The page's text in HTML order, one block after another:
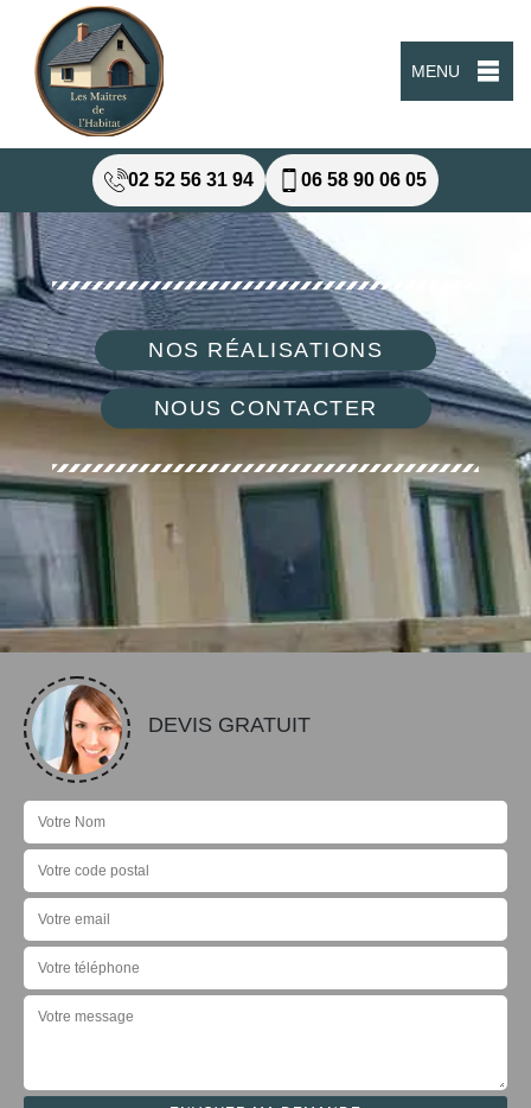
MENU
02 52 56 31 94 06 58 90 06 05
NOS RÉALISATIONS
NOUS CONTACTER
DEVIS GRATUIT